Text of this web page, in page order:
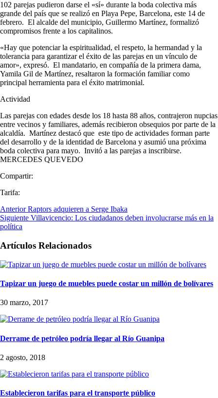
102 parejas pudieron darse el «sí» durante la boda colectiva más
grande del país que se realizó en Playa Pepe, Barcelona, este 14 de
febrero. El alcalde del municipio, Guillermo Martínez, formalizó
compromisos frente a los capitalinos.
«Hay que potenciar la espiritualidad, el respeto, la hermandad y la
tolerancia para garantizar el éxito de las parejas en un vínculo de
amor», expresó. El mandatario, en compañía de la primera dama,
Yamila Gil de Martínez, resaltaron la formación familiar como
principal herramienta para el éxito matrimonial.
Actividad
Las parejas con edades desde los 18 hasta 88 años, contrajeron nupcias
entre vecinos y familiares, además recibieron obsequios por parte de la
alcaldía. Martínez destacó que este tipo de actividades forman parte
del desarrollo y de la identidad de Barcelona y asumió una próxima
boda colectiva para mayo. Invitó a las parejas a inscribirse.
MERCEDES QUEVEDO
Compartir:
Tarifa:
Anterior Raptors adquieren a Serge Ibaka
Siguiente Villavicencio: Los ciudadanos deben involucrarse más en la
política
Artículos Relacionados
Tapizar un juego de muebles puede costar un millón de bolívares
30 marzo, 2017
Derrame de petróleo podría llegar al Río Guanipa
2 agosto, 2018
Establecieron tarifas para el transporte público